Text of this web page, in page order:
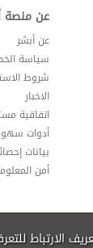
عن منصة
عن أبشر
سياسة
شروط
الاخبار
اتفاقية
أدوات
بيانات
أمن
الارتباط